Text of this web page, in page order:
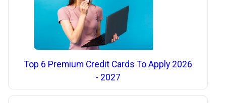
Top 6 Premium Credit Cards To Apply 2026
- 2027